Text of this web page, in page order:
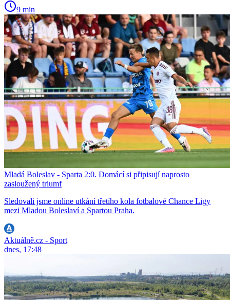
9 min
Mladá Boleslav - Sparta 2:0. Domácí si připisují naprosto
zasloužený triumf
Sledovali jsme online utkání třetího kola fotbalové Chance Ligy
mezi Mladou Boleslaví a Spartou Praha.
Aktuálně.cz - Sport
dnes, 17:48